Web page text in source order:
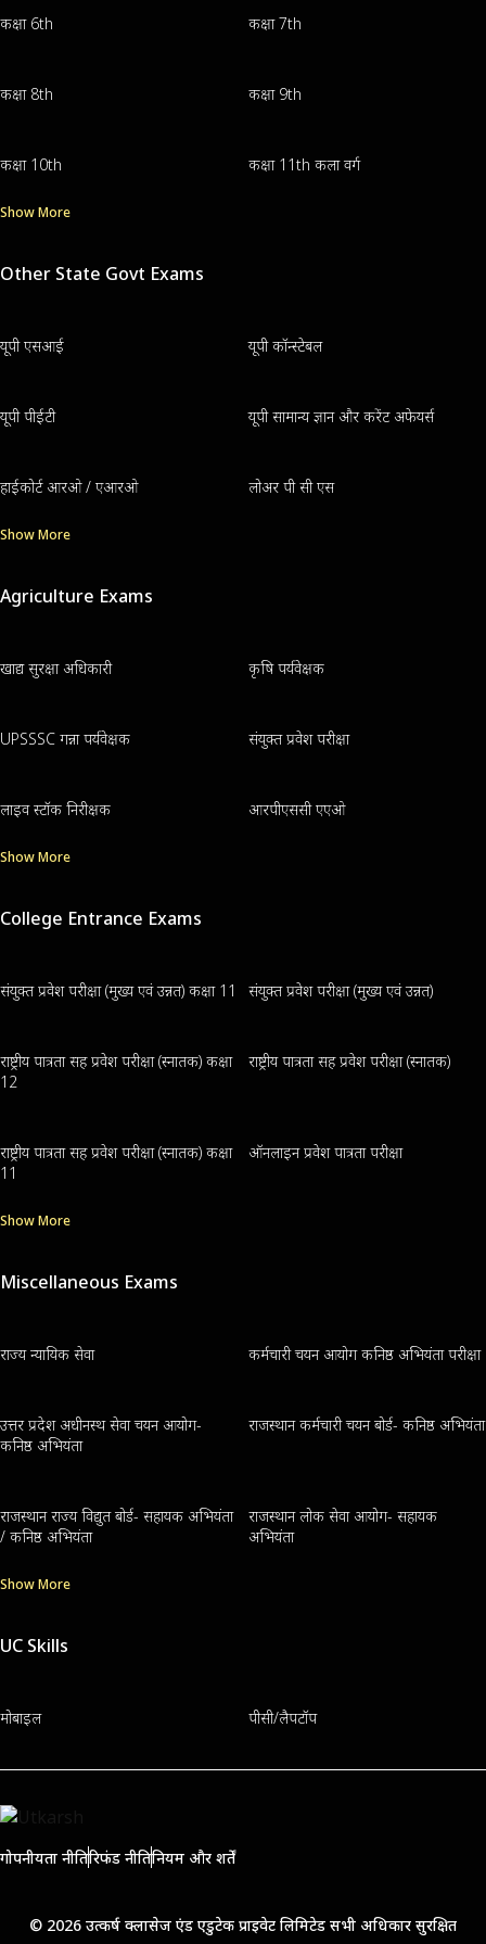
कक्षा 6th कक्षा 7th
कक्षा 8th कक्षा 9th
कक्षा 10th कक्षा 11th कला वर्ग
Show More
Other State Govt Exams
यूपी एसआई यूपी कॉन्स्टेबल
यूपी पीईटी यूपी सामान्य ज्ञान और करेंट अफेयर्स
हाईकोर्ट आरओ / एआरओ लोअर पी सी एस
Show More
Agriculture Exams
खाद्य सुरक्षा अधिकारी कृषि पर्यवेक्षक
UPSSSC गन्ना पर्यवेक्षक संयुक्त प्रवेश परीक्षा
लाइव स्टॉक निरीक्षक आरपीएससी एएओ
Show More
College Entrance Exams
संयुक्त प्रवेश परीक्षा (मुख्य एवं उन्नत) कक्षा 11 संयुक्त प्रवेश परीक्षा (मुख्य एवं उन्नत)
राष्ट्रीय पात्रता सह प्रवेश परीक्षा (स्नातक) कक्षा
12
राष्ट्रीय पात्रता सह प्रवेश परीक्षा (स्नातक)
राष्ट्रीय पात्रता सह प्रवेश परीक्षा (स्नातक) कक्षा
11
ऑनलाइन प्रवेश पात्रता परीक्षा
Show More
Miscellaneous Exams
राज्य न्यायिक सेवा कर्मचारी चयन आयोग कनिष्ठ अभियंता परीक्षा
उत्तर प्रदेश अधीनस्थ सेवा चयन आयोग-
कनिष्ठ अभियंता
राजस्थान कर्मचारी चयन बोर्ड- कनिष्ठ अभियंता
राजस्थान राज्य विद्युत बोर्ड- सहायक अभियंता
/ कनिष्ठ अभियंता
राजस्थान लोक सेवा आयोग- सहायक
अभियंता
Show More
UC Skills
मोबाइल पीसी/लैपटॉप
गोपनीयता नीतिरिफंड नीतिनियम और शर्तें
© 2026 उत्कर्ष क्लासेज एंड एडुटेक प्राइवेट लिमिटेड सभी अधिकार सुरक्षित